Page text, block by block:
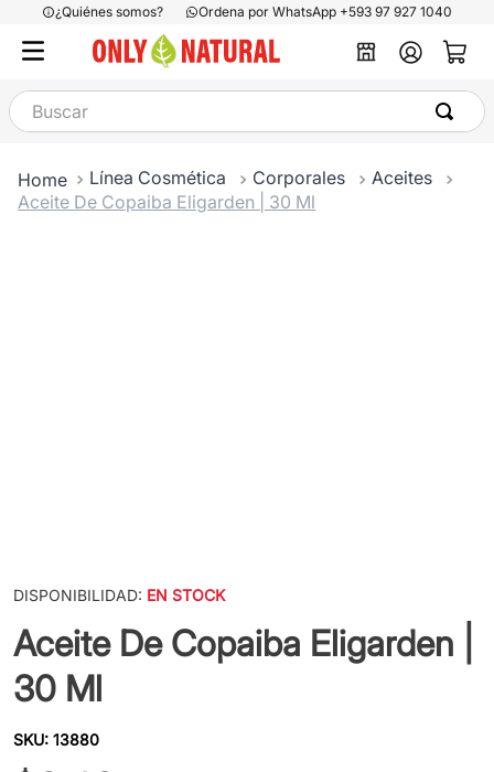
¿Quiénes somos? Ordena por WhatsApp +593 97 927 1040
Buscar
Línea Cosmética Corporales
Aceites
Aceite De Copaiba Eligarden | 30 Ml
DISPONIBILIDAD: EN STOCK
Aceite De Copaiba Eligarden |
30 Ml
SKU:13880